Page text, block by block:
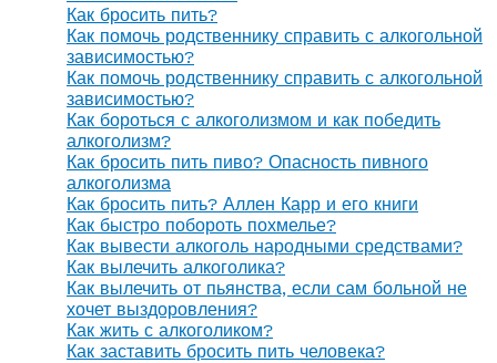
Как бросить пить?
Как помочь родственнику справить с алкогольной
зависимостью?
Как помочь родственнику справить с алкогольной
зависимостью?
Как бороться с алкоголизмом и как победить
алкоголизм?
Как бросить пить пиво? Опасность пивного
алкоголизма
Как бросить пить? Аллен Карр и его книги
Как быстро побороть похмелье?
Как вывести алкоголь народными средствами?
Как вылечить алкоголика?
Как вылечить от пьянства, если сам больной не
хочет выздоровления?
Как жить с алкоголиком?
Как заставить бросить пить человека?